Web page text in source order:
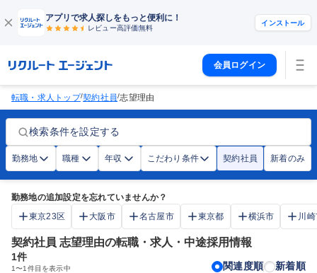
アプリで求人探しをもっと便利に！
レビュー高評価無料
インストール
会員ログイン
転職・求人トップ/契約社員/志望理由
検索条件を設定する
勤務地 職種 年収 こだわり条件 契約社員 新着のみ
勤務地の追加設定を忘れていませんか？
東京23区
大阪市 名古屋市 東京都 横浜市 川
契約社員 志望理由の転職・求人・中途採用情報
1件
1〜1 件目を表示中 関連度順 新着順